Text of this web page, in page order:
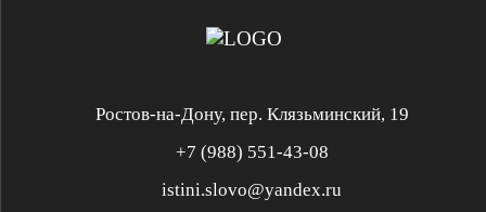
Ростов-на-Дону, пер. Клязьминский, 19
+7 (988) 551-43-08
istini.slovo@yandex.ru